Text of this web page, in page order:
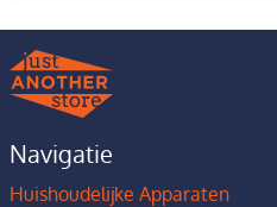
Navigatie
Huishoudelijke Apparaten